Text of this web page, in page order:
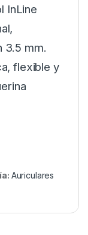
InLine
3.5 mm.
flexible y
Auriculares